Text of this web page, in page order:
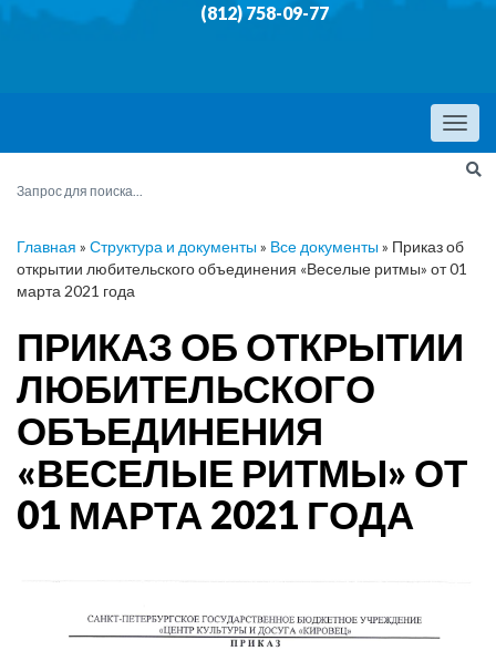
(812) 758-09-77
Menu
Главная » Структура и документы» Все документы» Приказ об
открытии любительского объединения «Веселые ритмы» от 01
марта 2021 года
ПРИКАЗ ОБ ОТКРЫТИИ
ЛЮБИТЕЛЬСКОГО
ОБЪЕДИНЕНИЯ
«ВЕСЕЛЫЕ РИТМЫ» ОТ
01 МАРТА 2021 ГОДА